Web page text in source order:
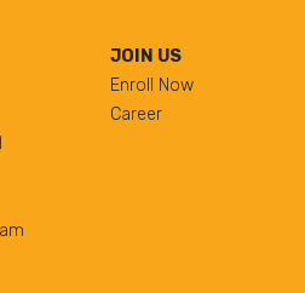
JOIN US
Enroll Now
Career